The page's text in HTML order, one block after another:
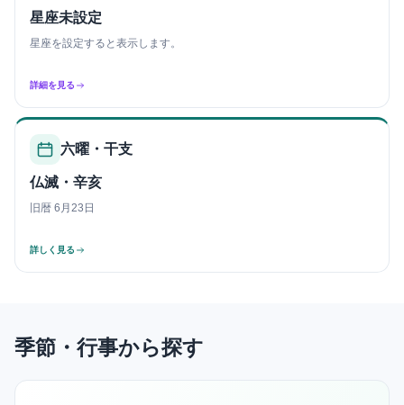
星座未設定
星座を設定すると表示します。
詳細を見る
六曜・干支
仏滅・辛亥
旧暦 6月23日
詳しく見る
季節・行事から探す